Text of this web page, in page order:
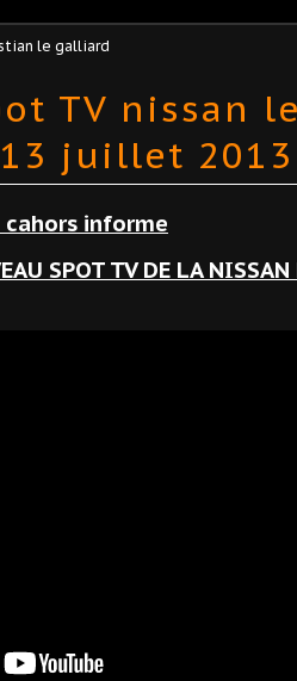
le galliard
TV nissan
juillet 2013
informe
SPOT TV DE LA